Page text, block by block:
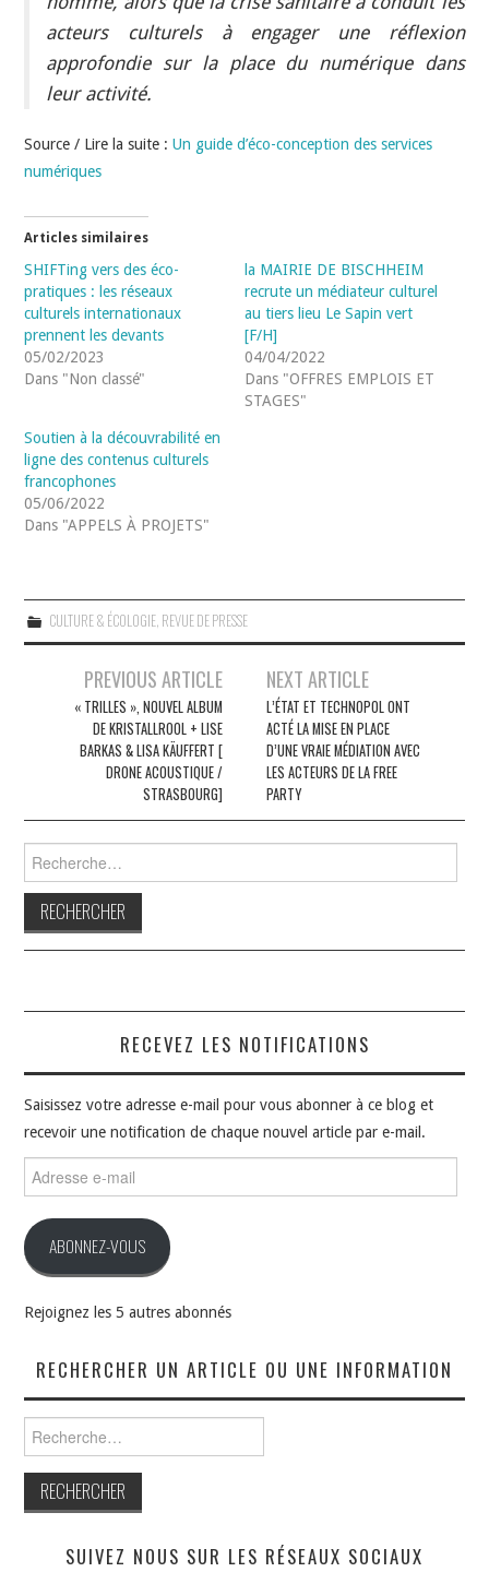
acteurs culturels à engager une réflexion
approfondie sur la place du numérique dans
leur activité.
Source / Lire la suite :Un guide d’éco-conception des services
numériques
Articles similaires
SHIFTing vers des éco-
pratiques : les réseaux
culturels internationaux
prennent les devants
05/02/2023
Dans "Non classé"
la MAIRIE DE BISCHHEIM
recrute un médiateur culturel
au tiers lieu Le Sapin vert
[F/H]
04/04/2022
Dans "OFFRES EMPLOIS ET
STAGES"
Soutien à la découvrabilité en
ligne des contenus culturels
francophones
05/06/2022
Dans "APPELS À PROJETS"
CULTURE & ÉCOLOGIE, REVUE DE PRESSE
Navigation
articles
PREVIOUS ARTICLE
« TRILLES », NOUVEL ALBUM
DE KRISTALLROOL + LISE
BARKAS & LISA KÄUFFERT [
DRONE ACOUSTIQUE /
STRASBOURG]
NEXT ARTICLE
L’ÉTAT ET TECHNOPOL ONT
ACTÉ LA MISE EN PLACE
D’UNE VRAIE MÉDIATION AVEC
LES ACTEURS DE LA FREE
PARTY
RECEVEZ LES NOTIFICATIONS
Saisissez votre adresse e-mail pour vous abonner à ce blog et
recevoir une notification de chaque nouvel article par e-mail.
e-
ABONNEZ-VOUS
Rejoignez les 5 autres abonnés
RECHERCHER UN ARTICLE OU UNE INFORMATION
SUIVEZ NOUS SUR LES RÉSEAUX SOCIAUX